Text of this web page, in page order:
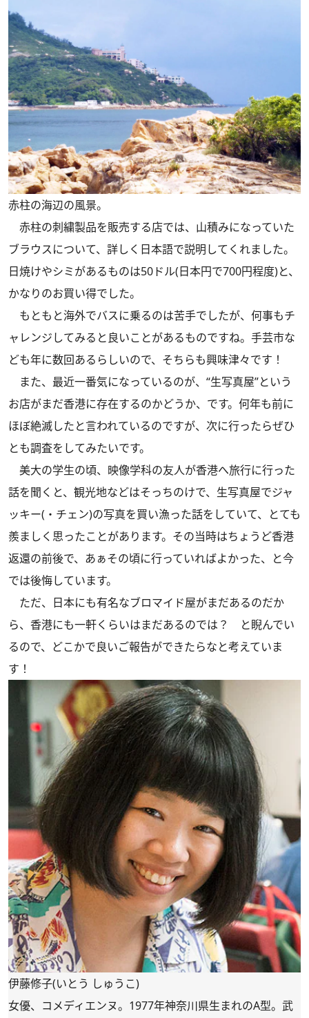
赤柱の海辺の風景。
赤柱の刺繍製品を販売する店では、山積みになっていた
ブラウスについて、詳しく日本語で説明してくれました。
日焼けやシミがあるものは50ドル(日本円で700円程度)と、
かなりのお買い得でした。
もともと海外でバスに乗るのは苦手でしたが、何事もチ
ャレンジしてみると良いことがあるものですね。手芸市な
ども年に数回あるらしいので、そちらも興味津々です！
また、最近一番気になっているのが、“生写真屋”という
お店がまだ香港に存在するのかどうか、です。何年も前に
ほぼ絶滅したと言われているのですが、次に行ったらぜひ
とも調査をしてみたいです。
美大の学生の頃、映像学科の友人が香港へ旅行に行った
話を聞くと、観光地などはそっちのけで、生写真屋でジャ
ッキー(・チェン)の写真を買い漁った話をしていて、とても
羨ましく思ったことがあります。その当時はちょうど香港
返還の前後で、あぁその頃に行っていればよかった、と今
では後悔しています。
ただ、日本にも有名なブロマイド屋がまだあるのだか
ら、香港にも一軒くらいはまだあるのでは？ と睨んでい
るので、どこかで良いご報告ができたらなと考えていま
す！
伊藤修子(いとう しゅうこ)
女優、コメディエンヌ。1977年神奈川県生まれのA型。武